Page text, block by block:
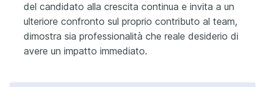
del candidato alla crescita continua e invita a un
ulteriore confronto sul proprio contributo al team,
dimostra sia professionalità che reale desiderio di
avere un impatto immediato.